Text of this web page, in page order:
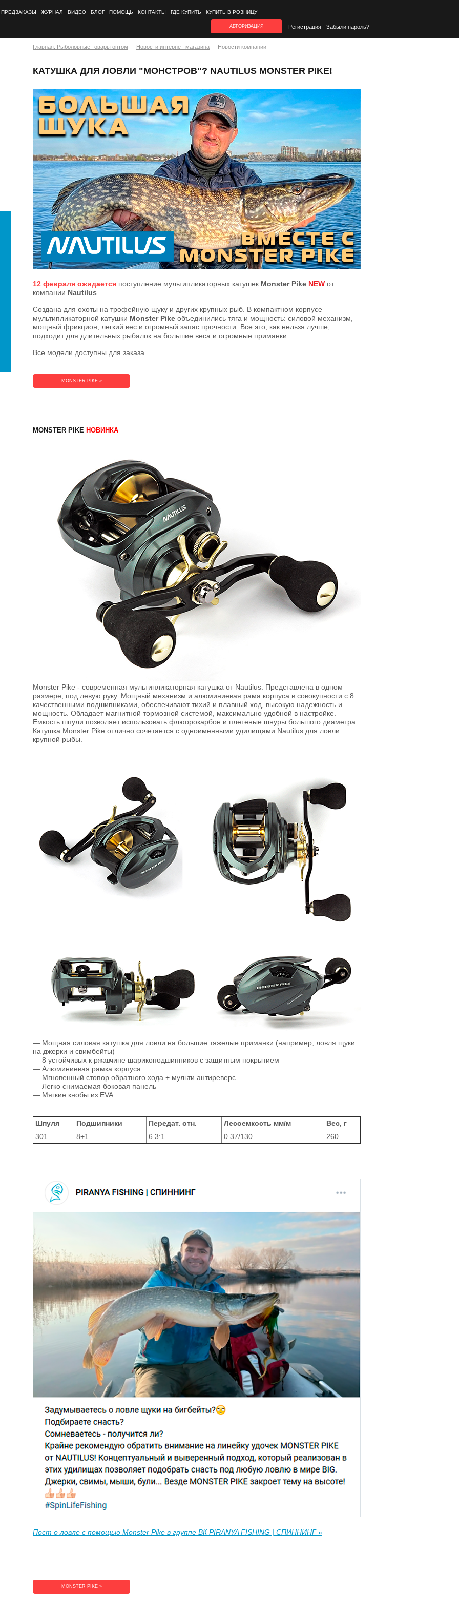
ПРЕДЗАКАЗЫ ЖУРНАЛ ВИДЕО БЛОГ ПОМОЩЬ КОНТАКТЫ ГДЕ КУПИТЬ КУПИТЬ В РОЗНИЦУ
АВТОРИЗАЦИЯ Регистрация Забыли пароль?
Главная: Рыболовные товары оптом Новости интернет-магазина Новости компании
КАТУШКА ДЛЯ ЛОВЛИ "МОНСТРОВ"? NAUTILUS MONSTER PIKE!
12 февраля ожидается поступление мультипликаторных катушек Monster Pike NEW от
компании Nautilus
Cоздана для охоты на трофейную щуку и других крупных рыб. В компактном корпусе
мультипликаторной катушки Monster Pike объединились тяга и мощность: силовой механизм,
мощный фрикцион, легкий вес и огромный запас прочности. Все это, как нельзя лучше,
подходит для длительных рыбалок на большие веса и огромные приманки.
Все модели доступны для заказа.
MONSTER PIKE »
MONSTER PIKE НОВИНКА
Monster Pike - современная мультипликаторная катушка от Nautilus. Представлена в одном
размере, под левую руку. Мощный механизм и алюминиевая рама корпуса в совокупности с 8
качественными подшипниками, обеспечивают тихий и плавный ход, высокую надежность и
мощность. Обладает магнитной тормозной системой, максимально удобной в настройке.
Емкость шпули позволяет использовать флюорокарбон и плетеные шнуры большого диаметра.
Катушка Monster Pike отлично сочетается с одноименными удилищами Nautilus для ловли
крупной рыбы.
— Мощная силовая катушка для ловли на большие тяжелые приманки (например, ловля щуки
на джерки и свимбейты)
— 8 устойчивых к ржавчине шарикоподшипников с защитным покрытием
— Алюминиевая рамка корпуса
— Мгновенный стопор обратного хода + мульти антиреверс
— Легко снимаемая боковая панель
— Мягкие кнобы из EVA
Шпуля Подшипники Передат. отн. Лесоемкость мм/м
Вес, г
301
8+1 6.3:1 0.37/130 260
Пост о ловле с помощью Monster Pike в группе ВК PIRANYA FISHING | СПИННИНГ»
MONSTER PIKE »